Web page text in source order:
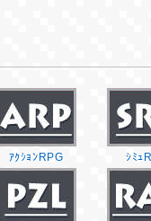
ｱｸｼｮﾝRPG ｼﾐｭ